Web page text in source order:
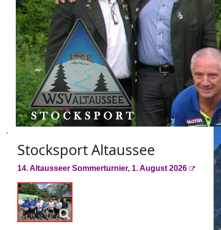
Stocksport Altaussee
14. Altausseer Sommerturnier, 1. August 2026